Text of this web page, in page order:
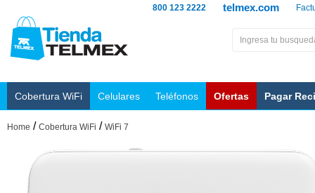
telmex.com
800 123 2222
Cobertura WiFi Celulares Teléfonos Ofertas Pagar
Home / Cobertura WiFi / WiFi 7